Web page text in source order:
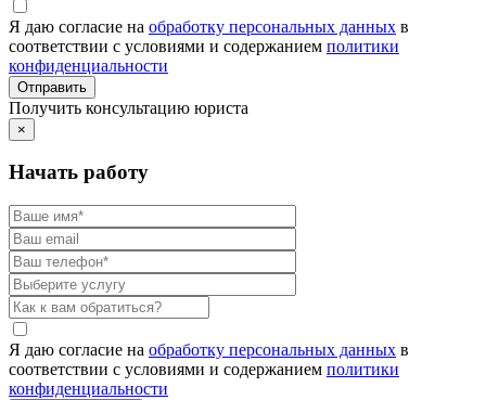
Я даю согласие на обработку персональных данных в
соответствии с условиями и содержанием политики
конфиденциальности
Получить консультацию юриста
×
Начать работу
Я даю согласие на обработку персональных данных в
соответствии с условиями и содержанием политики
конфиденциальности